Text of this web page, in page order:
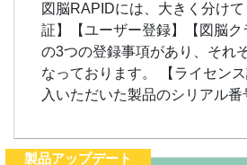
図脳RAPIDには、大きく分け
証】【ユーザー登録】【図脳ク
の3つの登録事項があり、それ
なっております。 【ライセン
入いただいた製品のシリアル
製品アップデート